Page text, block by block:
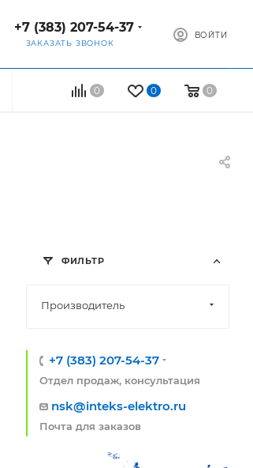
+7 (383) 207-54-37
ЗАКАЗАТЬ ЗВОНОК
ВОЙТИ
0 0 0
ФИЛЬТР
Производитель
+7 (383) 207-54-37
Отдел продаж, консультация
nsk@inteks-elektro.ru
Почта для заказов